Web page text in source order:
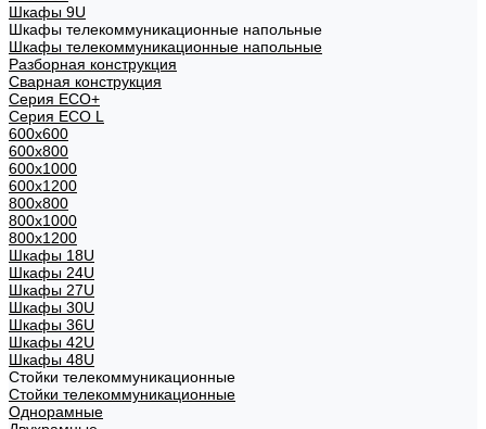
Шкафы 9U
Шкафы телекоммуникационные напольные
Шкафы телекоммуникационные напольные
Разборная конструкция
Сварная конструкция
Серия ECO+
Серия ECO L
600x600
600x800
600х1000
600х1200
800x800
800х1000
800х1200
Шкафы 18U
Шкафы 24U
Шкафы 27U
Шкафы 30U
Шкафы 36U
Шкафы 42U
Шкафы 48U
Стойки телекоммуникационные
Стойки телекоммуникационные
Однорамные